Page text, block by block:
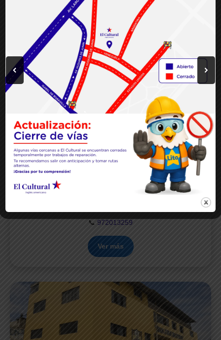
Ver más
Sede El Porvenir
📅Martes a Viernes:
8:00 am – 12:00 pm / 2:00 pm -
📅Sábado:
8:00 am – 12:00 pm / 2:00 pm - 6:00 pm
📞 972013259
Ver más